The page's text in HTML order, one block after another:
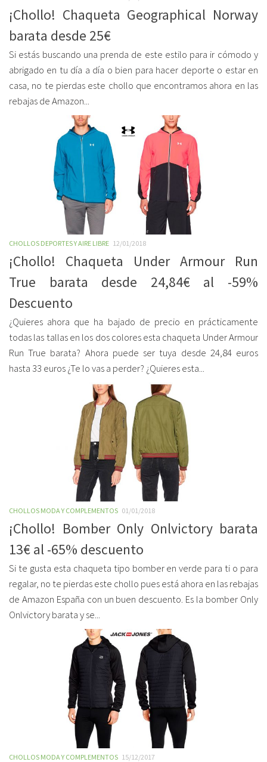
¡Chollo! Chaqueta Geographical Norway
barata desde 25€
Si estás buscando una prenda de este estilo para ir cómodo y
abrigado en tu día a día o bien para hacer deporte o estar en
casa, no te pierdas este chollo que encontramos ahora en las
rebajas de Amazon...
CHOLLOS DEPORTES Y AIRE LIBRE 12/01/2018
¡Chollo! Chaqueta Under Armour Run
True barata desde 24,84€ al -59%
Descuento
¿Quieres ahora que ha bajado de precio en prácticamente
todas las tallas en los dos colores esta chaqueta Under Armour
Run True barata? Ahora puede ser tuya desde 24,84 euros
hasta 33 euros ¿Te lo vas a perder? ¿Quieres esta...
CHOLLOS MODA Y COMPLEMENTOS 01/01/2018
¡Chollo! Bomber Only Onlvictory barata
13€ al -65% descuento
Si te gusta esta chaqueta tipo bomber en verde para ti o para
regalar, no te pierdas este chollo pues está ahora en las rebajas
de Amazon España con un buen descuento. Es la bomber Only
Onlvictory barata y se...
CHOLLOS MODA Y COMPLEMENTOS 15/12/2017